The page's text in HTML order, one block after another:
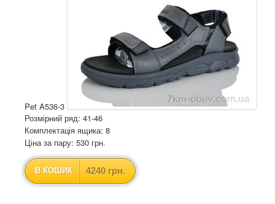
Pet A536-3
Розмірний ряд: 41-46
Комплектація ящика: 8
Ціна за пару: 530 грн.
В КОШИК 4240 грн.